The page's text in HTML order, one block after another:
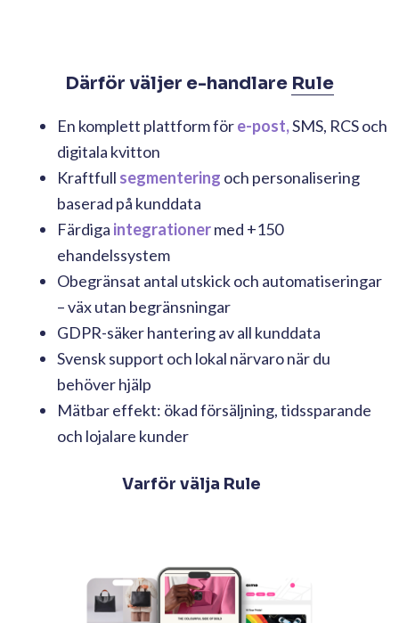
Därför väljer e-handlare Rule
En komplett plattform före-post,SMS, RCS och
digitala kvitton
Kraftfull segmentering och personalisering
baserad på kunddata
Färdiga integrationermed +150
ehandelssystem
Obegränsat antal utskick och automatiseringar
– väx utan begränsningar
GDPR-säker hantering av all kunddata
Svensk support och lokal närvaro när du
behöver hjälp
Mätbar effekt: ökad försäljning, tidssparande
och lojalare kunder
Varför välja Rule